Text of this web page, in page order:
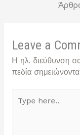
Leave a
Η ηλ. διεύθυνση
πεδία
here..